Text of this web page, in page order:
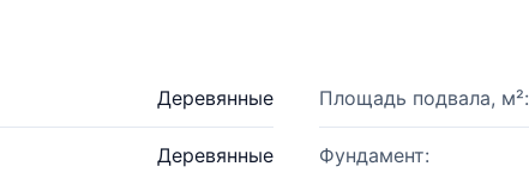
Деревянные Площадь подвала, м²:
Деревянные Фундамент: